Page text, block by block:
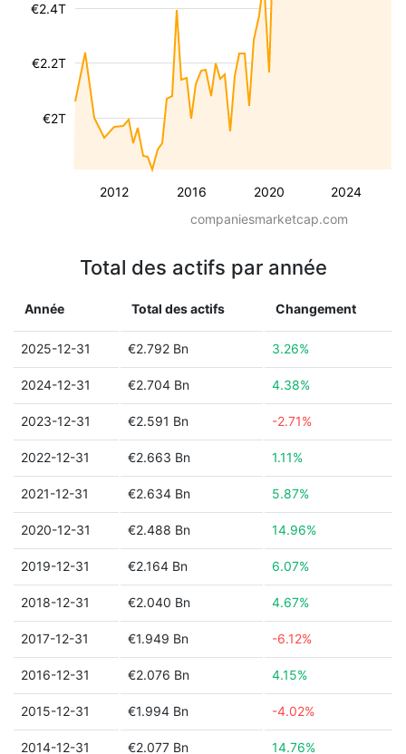
2012 2016 2020 2024
€2T
€2.2T
€2.4T
companiesmarketcap.com
Total des actifs par année
Année Total des actifs Changement
2025-12-31 €2.792 Bn 3.26%
2024-12-31 €2.704 Bn 4.38%
2023-12-31 €2.591 Bn -2.71%
2022-12-31 €2.663 Bn 1.11%
2021-12-31 €2.634 Bn 5.87%
2020-12-31 €2.488 Bn 14.96%
2019-12-31 €2.164 Bn 6.07%
2018-12-31 €2.040 Bn 4.67%
2017-12-31 €1.949 Bn -6.12%
2016-12-31 €2.076 Bn 4.15%
2015-12-31 €1.994 Bn -4.02%
2014-12-31 €2.077 Bn 14.76%